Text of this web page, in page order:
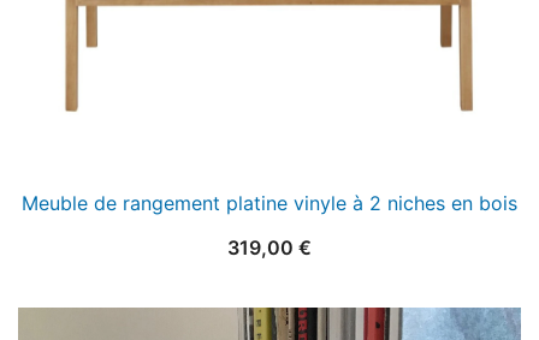
Meuble de rangement platine vinyle à 2 niches en bois
319,00 €